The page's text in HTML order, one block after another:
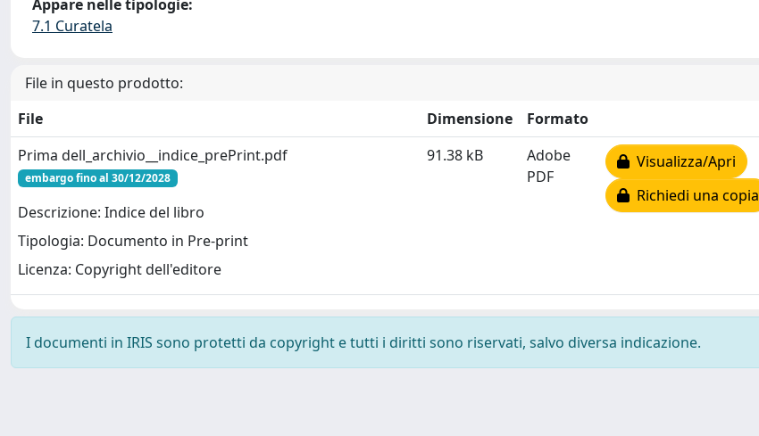
Appare nelle tipologie:
7.1 Curatela
File in questo prodotto:
File
Dimensione
Formato
Prima dell_archivio__indice_prePrint.pdf
embargo fino al 30/12/2028
Descrizione: Indice del libro
Tipologia: Documento in Pre-print
Licenza: Copyright dell'editore
91.38 kB
Adobe
PDF
Visualizza/Apri
Richiedi una copia
I documenti in IRIS sono protetti da copyright e tutti i diritti sono riservati, salvo diversa indicazione.